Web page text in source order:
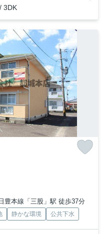
3DK
日豊本線「三股」駅 徒歩37分
静かな環境 公共下水